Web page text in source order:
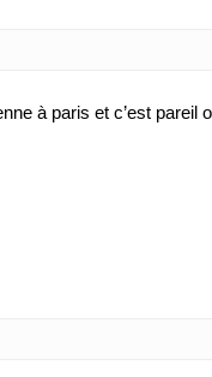
à paris et c’est pareil